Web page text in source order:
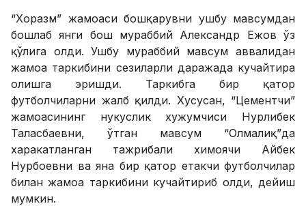
“Хоразм” жамоаси бошқарувни ушбу мавсумдан
бошлаб янги бош мураббий Александр Ежов ўз
қўлига олди. Ушбу мураббий мавсум аввалидан
жамоа таркибини сезиларли даражада кучайтира
олишга эришди. Таркибга бир қатор
футболчиларни жалб қилди. Хусусан, “Цементчи”
жамоасининг нукуслик хужумчиси Нурлибек
Таласбаевни, ўтган мавсум “Олмалиқ”да
харакатланган тажрибали химоячи Айбек
Нурбоевни ва яна бир қатор етакчи футболчилар
билан жамоа таркибини кучайтириб олди, дейиш
мумкин.